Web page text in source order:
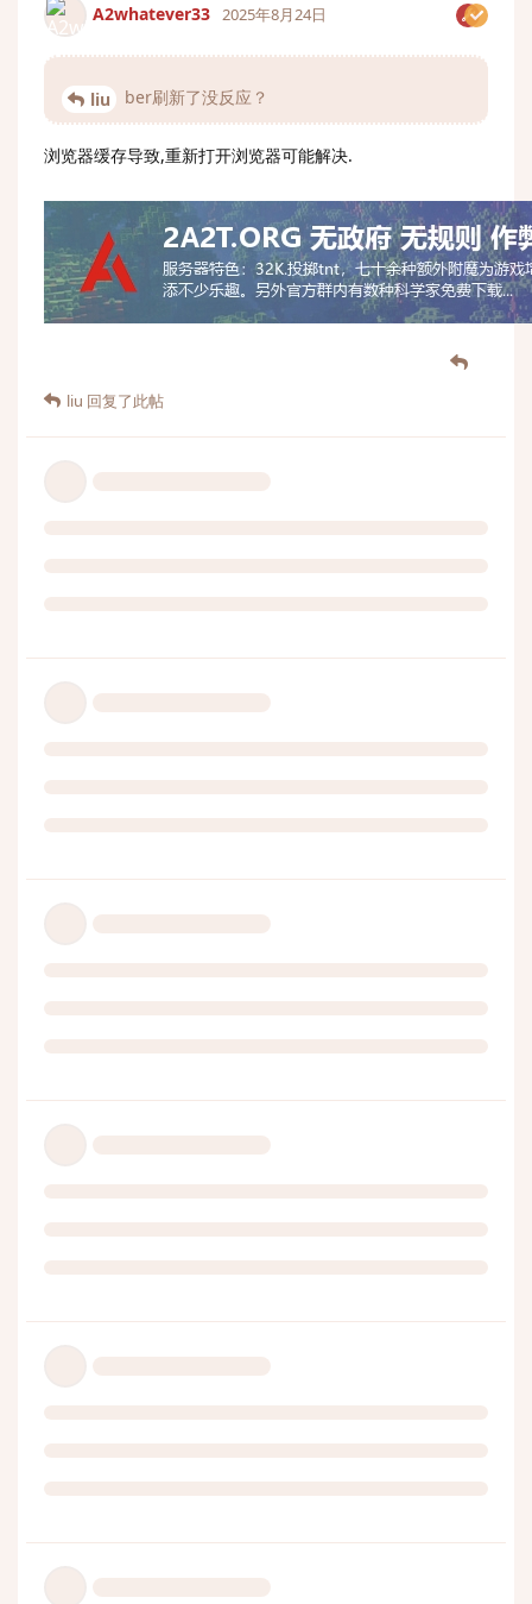
A2whatever33 2025年8月24日
liu ber刷新了没反应？
浏览器缓存导致,重新打开浏览器可能解决.
liu 回复了此帖